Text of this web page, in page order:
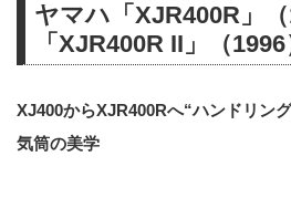
ヤマハ「XJR400R」（
「XJR400R II」（
XJ400からXJR400Rへ“ハンドリン
気筒の美学